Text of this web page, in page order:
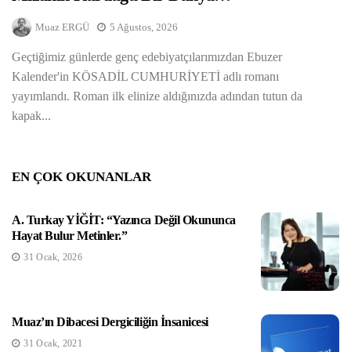
Muaz ERGÜ 5 Ağustos, 2026
Geçtiğimiz günlerde genç edebiyatçılarımızdan Ebuzer
Kalender'in KÖSADİL CUMHURİYETİ adlı romanı
yayımlandı. Roman ilk elinize aldığınızda adından tutun da
kapak...
EN ÇOK OKUNANLAR
A. Turkay YİĞİT: “Yazınca Değil Okununca
Hayat Bulur Metinler.”
31 Ocak, 2026
Muaz’ın Dibacesi Dergiciliğin İnsanicesi
31 Ocak, 2021